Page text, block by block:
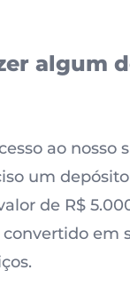
algum
ao nosso
um
de R$
convertido em